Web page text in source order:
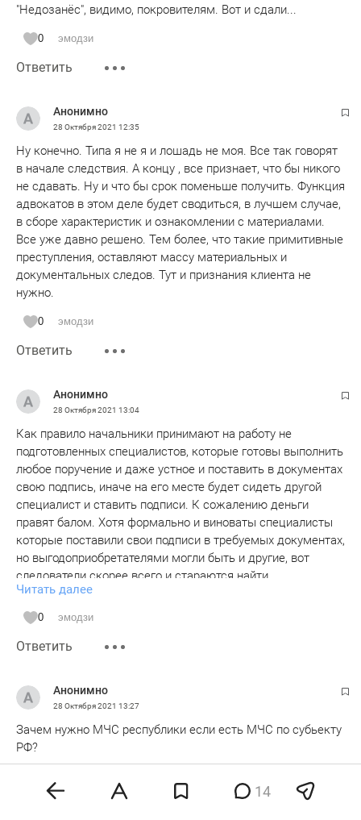
"Недозанёс", видимо, покровителям. Вот и сдали...
0 эмодзи
Ответить
Анонимно
28 Октября 2021 12:35
Ну конечно. Типа я не я и лошадь не моя. Все так говорят
в начале следствия. А концу , все признает, что бы никого
не сдавать. Ну и что бы срок поменьше получить. Функция
адвокатов в этом деле будет сводиться, в лучшем случае,
в сборе характеристик и ознакомлении с материалами.
Все уже давно решено. Тем более, что такие примитивные
преступления, оставляют массу материальных и
документальных следов. Тут и признания клиента не
нужно.
0 эмодзи
Ответить
Анонимно
28 Октября 2021 13:04
Как правило начальники принимают на работу не
подготовленных специалистов, которые готовы выполнить
любое поручение и даже устное и поставить в документах
свою подпись, иначе на его месте будет сидеть другой
специалист и ставить подписи. К сожалению деньги
правят балом. Хотя формально и виноваты специалисты
которые поставили свои подписи в требуемых документах,
но выгодоприобретателями могли быть и другие, вот
следователи скорее всего и стараются найти
выгодоприобретателей, да и звезды чтобы были по
крупнее! От крупной звезды и ему могут звездочку
добавить!
Читать далее
0 эмодзи
Ответить
Анонимно
28 Октября 2021 13:27
Зачем нужно МЧС республики если есть МЧС по субьекту
РФ?
Ответить
14